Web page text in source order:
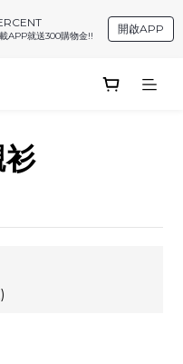
APP就送300購物金!!
開啟APP